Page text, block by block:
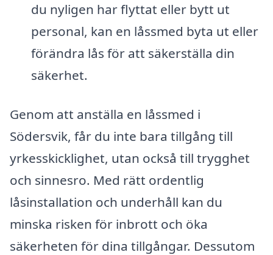
du nyligen har flyttat eller bytt ut
personal, kan en låssmed byta ut eller
förändra lås för att säkerställa din
säkerhet.
Genom att anställa en låssmed i
Södersvik, får du inte bara tillgång till
yrkesskicklighet, utan också till trygghet
och sinnesro. Med rätt ordentlig
låsinstallation och underhåll kan du
minska risken för inbrott och öka
säkerheten för dina tillgångar. Dessutom